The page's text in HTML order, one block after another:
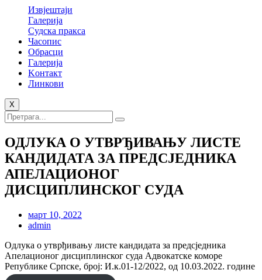
Извјештаји
Галерија
Судска пракса
Часопис
Обрасци
Галерија
Kонтакт
Линкови
X
ОДЛУКА О УТВРЂИВАЊУ ЛИСТЕ
КАНДИДАТА ЗА ПРЕДСЈЕДНИКА
АПЕЛАЦИОНОГ
ДИСЦИПЛИНСКОГ СУДА
март 10, 2022
admin
Одлука о утврђивању листе кандидата за предсједника
Апелационог дисциплинског суда Адвокатске коморе
Републике Српске, број: И.к.01-12/2022, од 10.03.2022. године